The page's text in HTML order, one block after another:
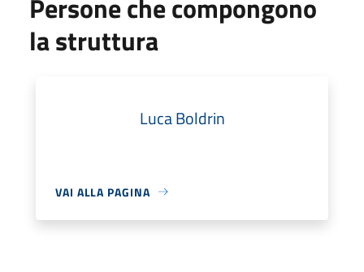
Persone che compongono
la struttura
Luca Boldrin
VAI ALLA PAGINA